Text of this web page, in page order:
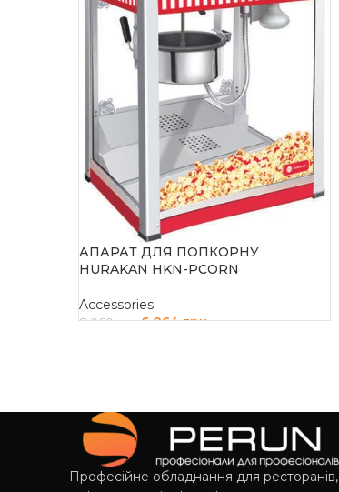
АПАРАТ ДЛЯ ПОПКОРНУ
HURAKAN HKN-PCORN
Accessories
8 060грн 6 864грн
Професійне обладнання для ресторанів,